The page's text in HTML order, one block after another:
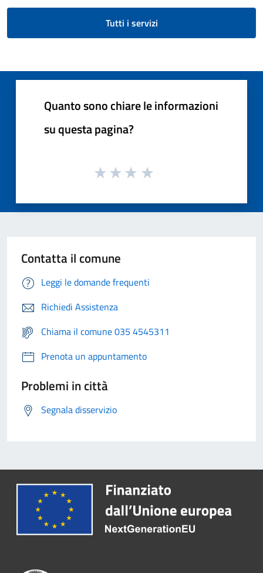
Tutti i servizi
Quanto sono chiare le informazioni
su questa pagina?
Contatta il comune
Leggi le domande frequenti
Richiedi Assistenza
Chiama il comune 035 4545311
Prenota un appuntamento
Problemi in città
Segnala disservizio